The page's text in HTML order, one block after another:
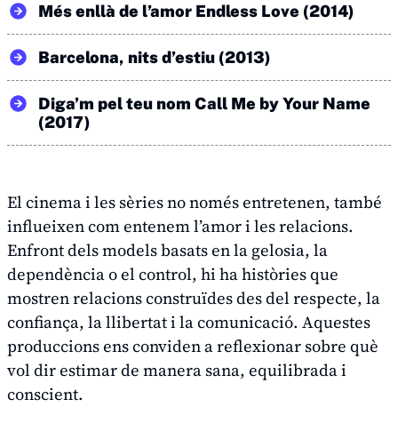
Més enllà de l’amor Endless Love (2014)
Barcelona, nits d’estiu (2013)
Diga’m pel teu nom Call Me by Your Name
(2017)
El cinema i les sèries no només entretenen, també
influeixen com entenem l’amor i les relacions.
Enfront dels models basats en la gelosia, la
dependència o el control, hi ha històries que
mostren relacions construïdes des del respecte, la
confiança, la llibertat i la comunicació. Aquestes
produccions ens conviden a reflexionar sobre què
vol dir estimar de manera sana, equilibrada i
conscient.